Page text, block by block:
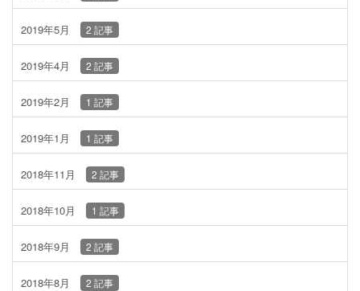
2019年5月 2 記事
2019年4月 2 記事
2019年2月 1 記事
2019年1月 1 記事
2018年11月 2 記事
2018年10月 1 記事
2018年9月 2 記事
2018年8月 2 記事